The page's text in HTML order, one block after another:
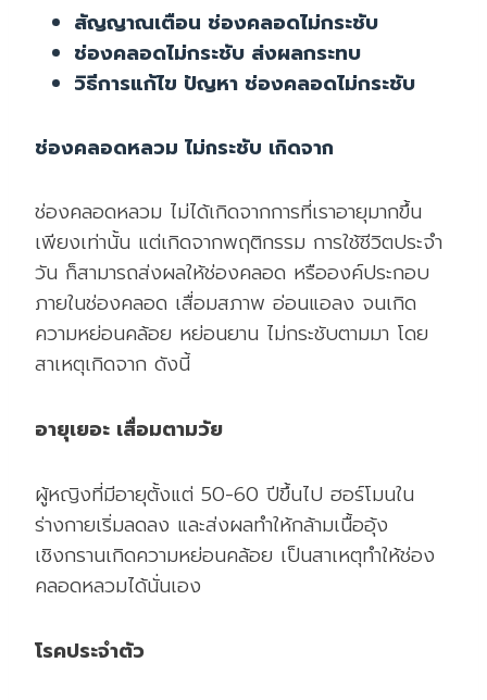
สัญญาณเตือน ช่องคลอดไม่กระชับ
ช่องคลอดไม่กระชับ ส่งผลกระทบ
วิธีการแก้ไข ปัญหา ช่องคลอดไม่กระชับ
ช่องคลอดหลวม ไม่กระชับ เกิดจาก
ช่องคลอดหลวม ไม่ได้เกิดจากการที่เราอายุมากขึ้น
เพียงเท่านั้น แต่เกิดจากพฤติกรรม การใช้ชีวิตประจำ
วัน ก็สามารถส่งผลให้ช่องคลอด หรือองค์ประกอบ
ภายในช่องคลอด เสื่อมสภาพ อ่อนแอลง จนเกิด
ความหย่อนคล้อย หย่อนยาน ไม่กระชับตามมา โดย
สาเหตุเกิดจาก ดังนี้
อายุเยอะ เสื่อมตามวัย
ผู้หญิงที่มีอายุตั้งแต่ 50-60 ปีขึ้นไป ฮอร์โมนใน
ร่างกายเริ่มลดลง และส่งผลทำให้กล้ามเนื้ออุ้ง
เชิงกรานเกิดความหย่อนคล้อย เป็นสาเหตุทำให้ช่อง
คลอดหลวมได้นั่นเอง
โรคประจำตัว